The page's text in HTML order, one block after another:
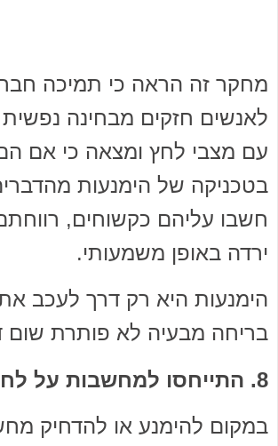
מחקר זה הראה כי תמיכה
לאנשים חזקים מבחינה
עם מצבי לחץ ומצאה כי אם
בטכניקה של הימנעות
חשבו עליהם כקשוחים,
ירדה באופן משמעותי.
הימנעות היא רק דרך לעכב
בריחה מבעיה לא פותרת שום
8. התייחסו למחשבות על לחץ כזמניות
במקום להימנע או להדחיק